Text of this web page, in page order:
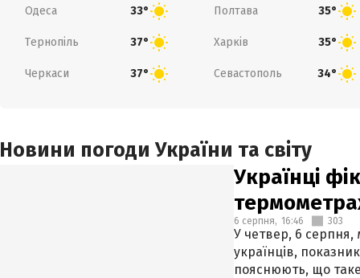
Одеса 33° Полтава 35°
Тернопіль 37° Харків 35°
Черкаси 37° Севастополь 34°
Новини погоди України та світу
Українці
6 серпня, 16:46 303
У четвер, 6
українців,
пояснюють, що